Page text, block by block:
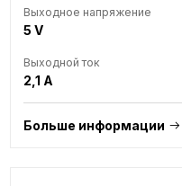
Выходное напряжение
5 V
Выходной ток
2,1 A
Больше информации